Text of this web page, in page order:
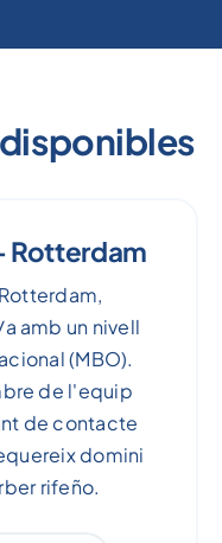
Rotterdam
amb un nivell
(MBO).
de l'equip
de contacte
domini
rifeño.